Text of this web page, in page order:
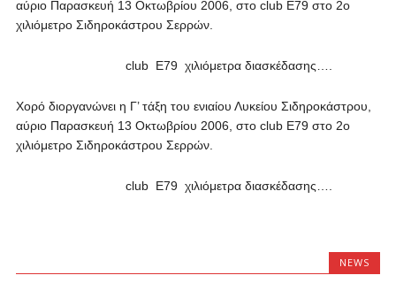
αύριο Παρασκευή 13 Οκτωβρίου 2006, στο club Ε79 στο 2ο
χιλιόμετρο Σιδηροκάστρου Σερρών.
club Ε79 χιλιόμετρα διασκέδασης….
Χορό διοργανώνει η Γ’ τάξη του ενιαίου Λυκείου Σιδηροκάστρου,
αύριο Παρασκευή 13 Οκτωβρίου 2006, στο club Ε79 στο 2ο
χιλιόμετρο Σιδηροκάστρου Σερρών.
club Ε79 χιλιόμετρα διασκέδασης….
NEWS